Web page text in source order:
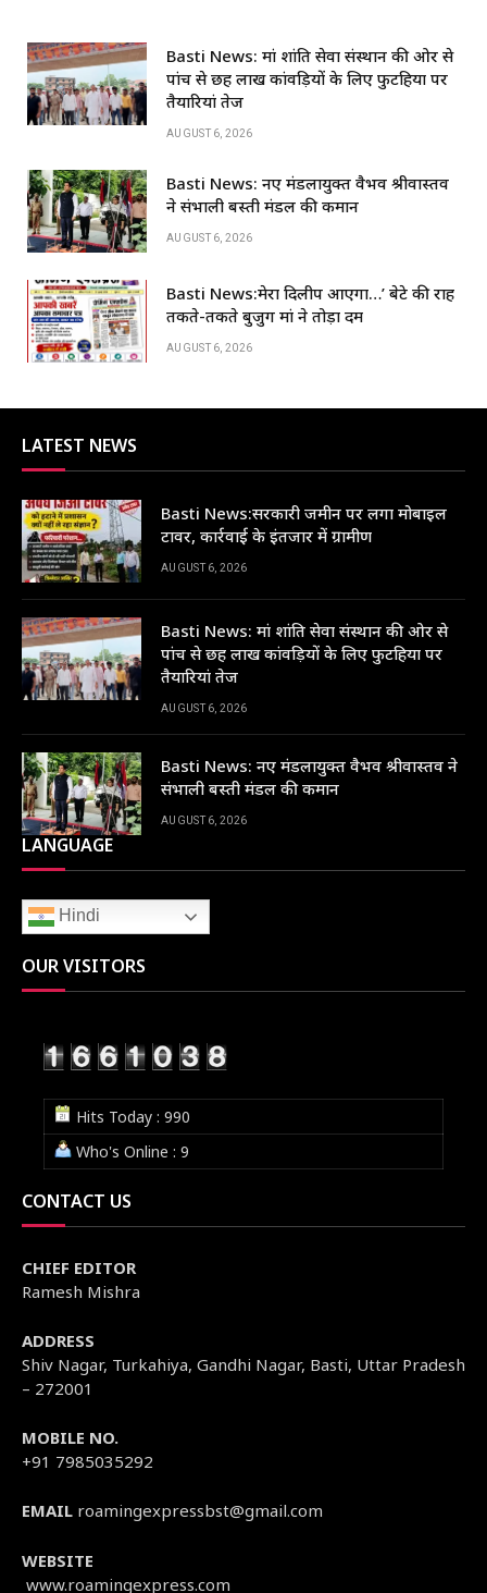
c
e
b
o
k
at
s
A
p
k
e
dI
n
ar
e
Basti News: मां शांति सेवा संस्थान की ओर से
पांच से छह लाख कांवड़ियों के लिए फुटहिया पर
तैयारियां तेज
AUGUST 6, 2026
Basti News: नए मंडलायुक्त वैभव श्रीवास्तव
ने संभाली बस्ती मंडल की कमान
AUGUST 6, 2026
Basti News:मेरा दिलीप आएगा…’ बेटे की राह
तकते-तकते बुजुर्ग मां ने तोड़ा दम
AUGUST 6, 2026
LATEST NEWS
Basti News:सरकारी जमीन पर लगा मोबाइल
टावर, कार्रवाई के इंतजार में ग्रामीण
AUGUST 6, 2026
Basti News: मां शांति सेवा संस्थान की ओर से
पांच से छह लाख कांवड़ियों के लिए फुटहिया पर
तैयारियां तेज
AUGUST 6, 2026
Basti News: नए मंडलायुक्त वैभव श्रीवास्तव ने
संभाली बस्ती मंडल की कमान
AUGUST 6, 2026
LANGUAGE
Hindi
OUR VISITORS
Hits Today : 990
Who's Online : 9
CONTACT US
CHIEF EDITOR
Ramesh Mishra
ADDRESS
Shiv Nagar, Turkahiya, Gandhi Nagar, Basti, Uttar Pradesh
– 272001
MOBILE NO.
+91 7985035292
EMAIL roamingexpressbst@gmail.com
WEBSITE
www.roamingexpress.com